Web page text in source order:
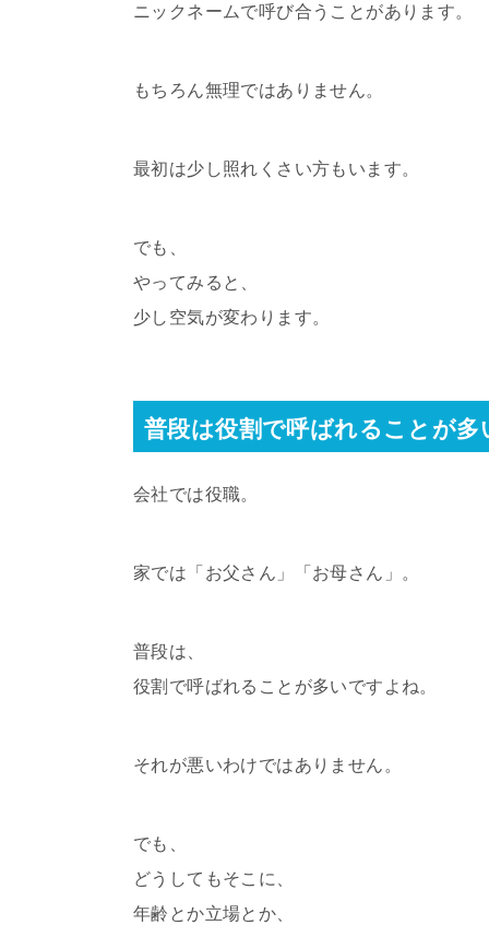
ニックネームで呼び合うことがあります。
もちろん無理ではありません。
最初は少し照れくさい方もいます。
でも、
やってみると、
少し空気が変わります。
普段は役割で呼ばれることが多
会社では役職。
家では「お父さん」「お母さん」。
普段は、
役割で呼ばれることが多いですよね。
それが悪いわけではありません。
でも、
どうしてもそこに、
年齢とか立場とか、